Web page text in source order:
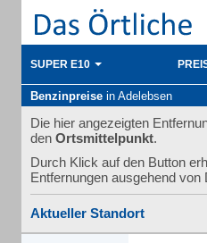
SUPER E10
Benzinpreise in Adelebsen
Die hier angezeigten
den Ortsmittelpunkt.
Durch Klick auf den Button
Entfernungen ausgehend
Aktueller Standort